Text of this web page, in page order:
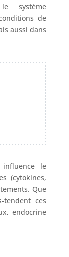
système
de
aussi dans
influence le
(cytokines,
Que
tendent ces
endocrine